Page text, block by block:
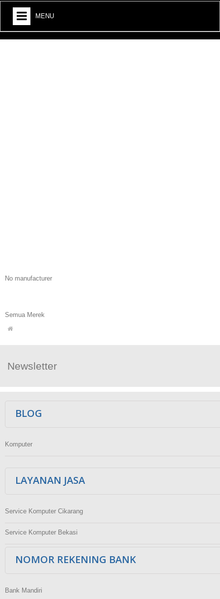
MENU
No manufacturer
Semua Merek
Newsletter
BLOG
Komputer
LAYANAN JASA
Service Komputer Cikarang
Service Komputer Bekasi
NOMOR REKENING BANK
Bank Mandiri